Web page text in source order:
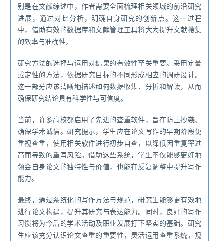
别是在文献综述中，作者需要全面梳理相关领域的前沿研究
进展，通过对比分析，明确自身研究的创新点。这一过程
中，借助有效的数据库和文献管理工具将大大提升文献搜集
的效率与准确性。
研究方法的选择与运用对结果的有效性至关重要。采用定量
或定性的方法，依据研究目标的不同形成相应的调研设计。
这一部分应该清晰地描述如何数据收集、分析和解读，从而
确保研究结论具有科学性与可信度。
当前，许多高校都启用了先进的查重软件，旨在防止抄袭、
确保学术诚信。研究提示，学生应在论文写作的早期阶段便
重视查重，使用相关软件进行初步自查，以降低因重复率过
高而导致的重写风险。借助这些系统，学生不仅能够更好地
领会自身论文的独特性与价值，也能在反复调整中提升写作
能力。
最终，通过系统化的写作方法与规范，研究生能够更有效地
进行论文构建，提升其研究与表达能力。同时，良好的写作
习惯将为今后的学术活动及职业发展打下坚实的基础。研究
生应该充分认识论文查重的重要性，灵活运用查重系统，规